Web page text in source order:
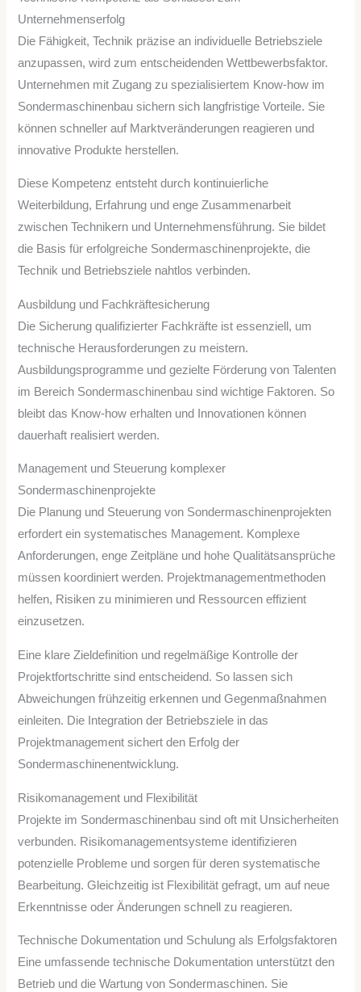
Unternehmenserfolg
Die Fähigkeit, Technik präzise an individuelle Betriebsziele
anzupassen, wird zum entscheidenden Wettbewerbsfaktor.
Unternehmen mit Zugang zu spezialisiertem Know-how im
Sondermaschinenbau sichern sich langfristige Vorteile. Sie
können schneller auf Marktveränderungen reagieren und
innovative Produkte herstellen.
Diese Kompetenz entsteht durch kontinuierliche
Weiterbildung, Erfahrung und enge Zusammenarbeit
zwischen Technikern und Unternehmensführung. Sie bildet
die Basis für erfolgreiche Sondermaschinenprojekte, die
Technik und Betriebsziele nahtlos verbinden.
Ausbildung und Fachkräftesicherung
Die Sicherung qualifizierter Fachkräfte ist essenziell, um
technische Herausforderungen zu meistern.
Ausbildungsprogramme und gezielte Förderung von Talenten
im Bereich Sondermaschinenbau sind wichtige Faktoren. So
bleibt das Know-how erhalten und Innovationen können
dauerhaft realisiert werden.
Management und Steuerung komplexer
Sondermaschinenprojekte
Die Planung und Steuerung von Sondermaschinenprojekten
erfordert ein systematisches Management. Komplexe
Anforderungen, enge Zeitpläne und hohe Qualitätsansprüche
müssen koordiniert werden. Projektmanagementmethoden
helfen, Risiken zu minimieren und Ressourcen effizient
einzusetzen.
Eine klare Zieldefinition und regelmäßige Kontrolle der
Projektfortschritte sind entscheidend. So lassen sich
Abweichungen frühzeitig erkennen und Gegenmaßnahmen
einleiten. Die Integration der Betriebsziele in das
Projektmanagement sichert den Erfolg der
Sondermaschinenentwicklung.
Risikomanagement und Flexibilität
Projekte im Sondermaschinenbau sind oft mit Unsicherheiten
verbunden. Risikomanagementsysteme identifizieren
potenzielle Probleme und sorgen für deren systematische
Bearbeitung. Gleichzeitig ist Flexibilität gefragt, um auf neue
Erkenntnisse oder Änderungen schnell zu reagieren.
Technische Dokumentation und Schulung als Erfolgsfaktoren
Eine umfassende technische Dokumentation unterstützt den
Betrieb und die Wartung von Sondermaschinen. Sie